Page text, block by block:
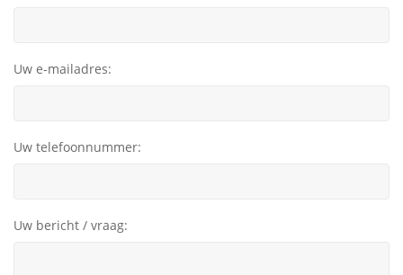
Uw e-mailadres:
Uw telefoonnummer:
Uw bericht / vraag: